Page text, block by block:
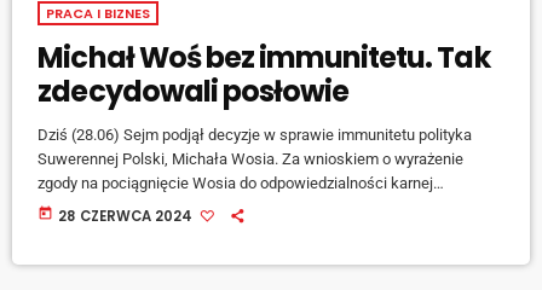
PRACA I BIZNES
Michał Woś bez immunitetu. Tak
zdecydowali posłowie
Dziś (28.06) Sejm podjął decyzje w sprawie immunitetu polityka
Suwerennej Polski, Michała Wosia. Za wnioskiem o wyrażenie
zgody na pociągnięcie Wosia do odpowiedzialności karnej
głosowało 240 posłów, przeciw było 192, a siedmiu wstrzymało się
today 28 CZERWCA 2024